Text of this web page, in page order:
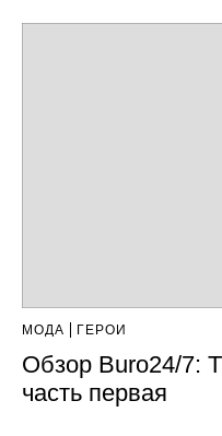
МОДА ГЕРОИ
Обзор Buro24/7:
часть первая